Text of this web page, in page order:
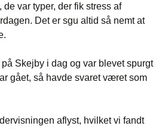
de var typer, der fik stress af
Det er sgu altid så nemt at
Skejby i dag og var blevet spurgt
gået, så havde svaret været som
aflyst, hvilket vi fandt